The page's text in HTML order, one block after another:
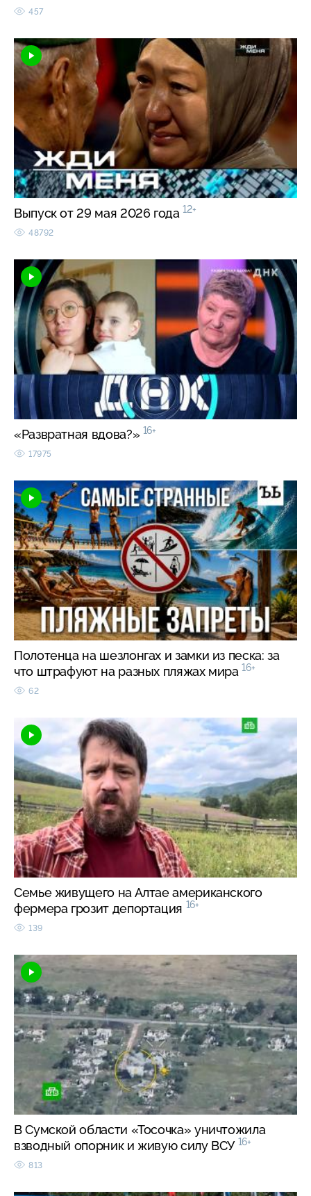
457
Выпуск от 29 мая 2026 года 12+
48792
«Развратная вдова?» 16+
17975
Полотенца на шезлонгах и замки из песка: за
что штрафуют на разных пляжах мира 16+
62
Семье живущего на Алтае американского
фермера грозит депортация 16+
139
В Сумской области «Тосочка» уничтожила
взводный опорник и живую силу ВСУ 16+
813